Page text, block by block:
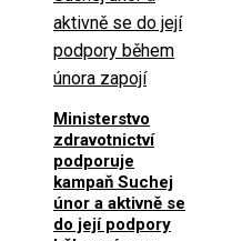
Ministerstvo
zdravotnictví
podporuje
kampaň Suchej
únor a aktivně se
do její podpory